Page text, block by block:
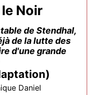
Noir
de Stendhal,
de la lutte des
d'une grande
Daniel